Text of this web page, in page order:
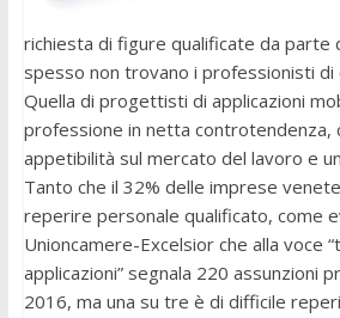
richiesta di figure qualificate da parte
spesso non trovano i professionisti di
Quella di progettisti di applicazioni
professione in netta controtendenza,
appetibilità sul mercato del lavoro e
Tanto che il 32% delle imprese
reperire personale qualificato, come
Unioncamere-Excelsior che alla voce
applicazioni” segnala 220 assunzioni
2016, ma una su tre è di difficile